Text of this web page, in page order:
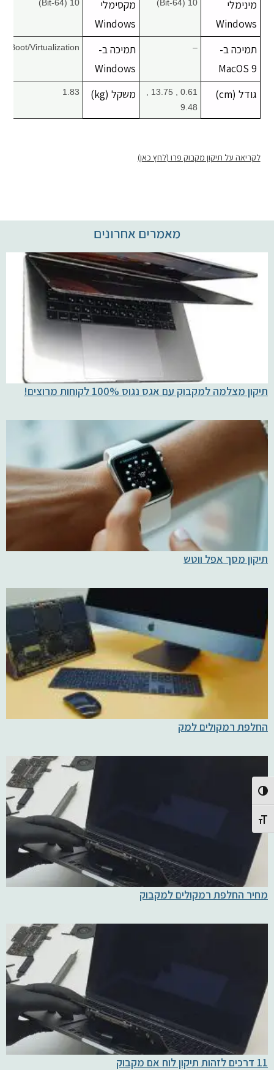
Toggle High Contrast
Toggle Font size
מינימלי
Windows
10 (64-Bit)
מקסימלי
Windows
10 (64-Bit)
תמיכה ב-
MacOS 9
–
תמיכה ב-
Windows
Boot/Virtualization
גודל (cm)
0.61 , 13.75 ,
9.48
משקל (kg) 1.83
לקריאה על תיקון מקבוק פרו (לחץ כאן)
מאמרים אחרונים
תיקון מצלמה למקבוק עם אגס נגוס 100% לקוחות מרוצים!
תיקון מסך אפל ווטש
החלפת רמקולים למק
מחיר החלפת רמקולים למקבוק
11 דרכים לזהות תיקון לוח אם מקבוק